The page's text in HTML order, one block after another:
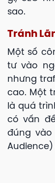
sao.
Tránh
Một số
tư vào
nhưng
cao. Một
là quá
có vấn
đúng vào